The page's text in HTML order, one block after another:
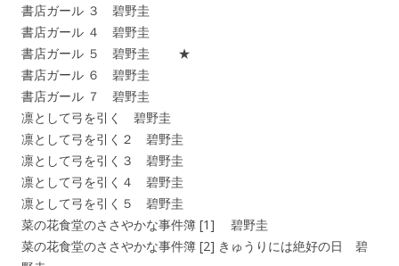
書店ガール ３ 碧野圭
書店ガール ４ 碧野圭
書店ガール ５ 碧野圭 ★
書店ガール ６ 碧野圭
書店ガール ７ 碧野圭
凛として弓を引く 碧野圭
凛として弓を引く２ 碧野圭
凛として弓を引く３ 碧野圭
凛として弓を引く４ 碧野圭
凛として弓を引く５ 碧野圭
菜の花食堂のささやかな事件簿 [1] 碧野圭
菜の花食堂のささやかな事件簿 [2] きゅうりには絶好の日 碧